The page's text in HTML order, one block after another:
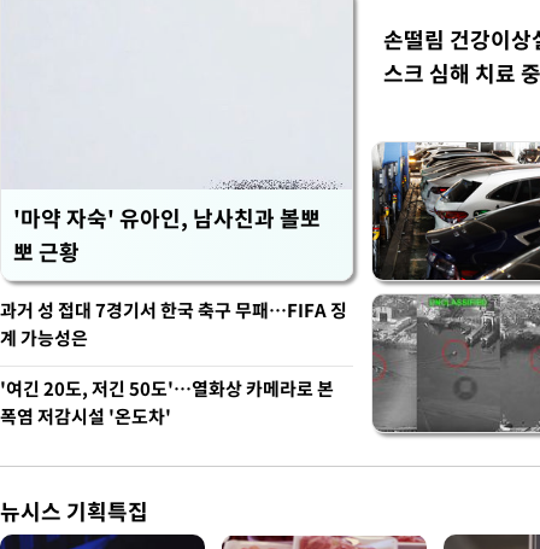
'마약 자숙' 유아인, 남사친과 볼뽀
뽀 근황
손떨림 건강이
스크 심해 치료
과거 성 접대 7경기서 한국 축구 무패…FIFA 징
계 가능성은
'여긴 20도, 저긴 50도'…열화상 카메라로 본
폭염 저감시설 '온도차'
뉴시스 기획특집